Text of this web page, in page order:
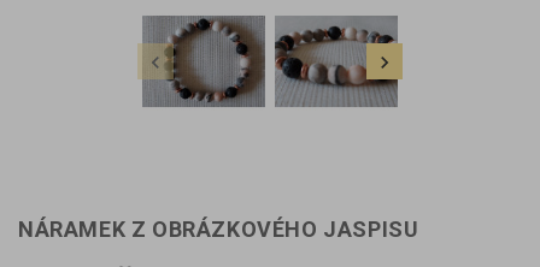
 
NÁRAMEK Z OBRÁZKOVÉHO JASPISU